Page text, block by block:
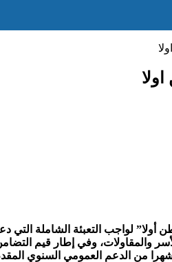
أولا” لواجب التعبئة الشاملة التي
والمقاولات، وفي إطار قيم
من الدعم العمومي السنوي